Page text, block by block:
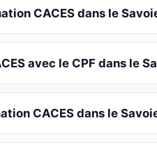
CACES dans le
avec le CPF dans le
CACES dans le